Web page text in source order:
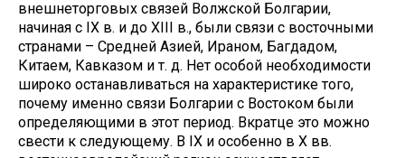
внешнеторговых связей Волжской Болгарии,
начиная с IX в. и до XIII в., были связи с восточными
странами – Средней Азией, Ираном, Багдадом,
Китаем, Кавказом и т. д. Нет особой необходимости
широко останавливаться на характеристике того,
почему именно связи Болгарии с Востоком были
определяющими в этот период. Вкратце это можно
свести к следующему. В IX и особенно в X вв.